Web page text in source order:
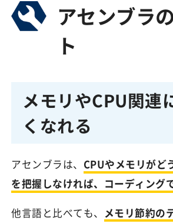
アセンブラ
ト
メモリやCPU関連
くなれる
アセンブラは、 CPUやメモリがど
を把握しなければ、コーディング
他言語と比べても、 メモリ節約の